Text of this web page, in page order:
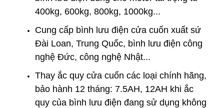
400kg, 600kg, 800kg, 1000kg...
Cung cấp bình lưu điện cửa cuốn xuất sứ
Đài Loan, Trung Quốc, bình lưu điện công
nghệ Đức, công nghệ Nhật...
Thay ắc quy cửa cuốn các loại chính hãng,
bảo hành 12 tháng: 7.5AH, 12AH khi ắc
quy của bình lưu điện đang sử dụng không